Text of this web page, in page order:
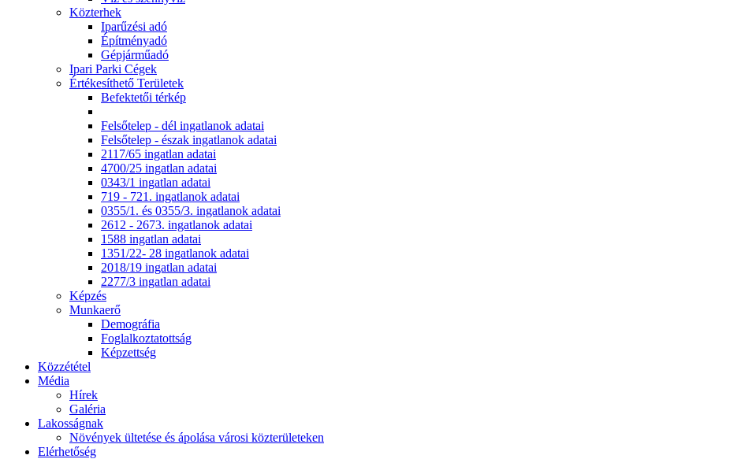
Közterhek
Iparűzési adó
Építményadó
Gépjárműadó
Ipari Parki Cégek
Értékesíthető Területek
Befektetői térkép
Felsőtelep - dél ingatlanok adatai
Felsőtelep - észak ingatlanok adatai
2117/65 ingatlan adatai
4700/25 ingatlan adatai
0343/1 ingatlan adatai
719 - 721. ingatlanok adatai
0355/1. és 0355/3. ingatlanok adatai
2612 - 2673. ingatlanok adatai
1588 ingatlan adatai
1351/22- 28 ingatlanok adatai
2018/19 ingatlan adatai
2277/3 ingatlan adatai
Képzés
Munkaerő
Demográfia
Foglalkoztatottság
Képzettség
Közzététel
Média
Hírek
Galéria
Lakosságnak
Növények ültetése és ápolása városi közterületeken
Elérhetőség